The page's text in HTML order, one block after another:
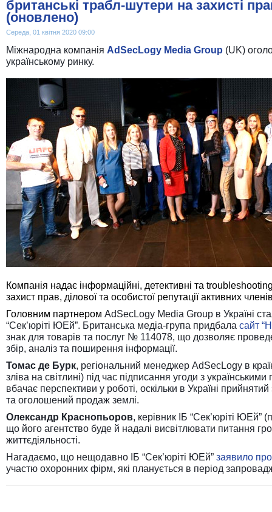
британські трабл-шутери на захисті
(оновлено)
Середа, 01 квітня 2020 09:00
Міжнародна компанія AdSecLogy Media Group (UK)
українському ринку.
Компанія надає інформаційні, детективні та t
захист прав, ділової та особистоїрепутації активних
Головним партнером AdSecLogy Media Group в Україні
“Сек’юріті ЮЕй”. Британська медіа-група придбала сайт
знак для товарів та послуг № 114078, що дозволяє
збір, аналіз та поширення інформації.
Томас де Бурк, регіональний менеджер AdSecLogy в
зліва на світлині) під час підписання угоди з
вбачає перспективи у роботі, оскільки в Україні
та оголошений продаж землі.
Олександр Краснопьоров, керівник ІБ “Сек’юріті ЮЕй”
що його агентство буде й надалі висвітлювати питання
життєдіяльності.
Нагадаємо, що нещодавно ІБ “Сек’юріті ЮЕй” заявило
участю охоронних фірм, які планується в період